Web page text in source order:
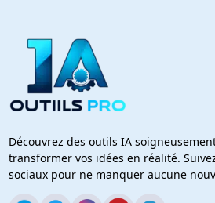
Découvrez des outils IA
transformer vos idées en réalité.
sociaux pour ne manquer aucune